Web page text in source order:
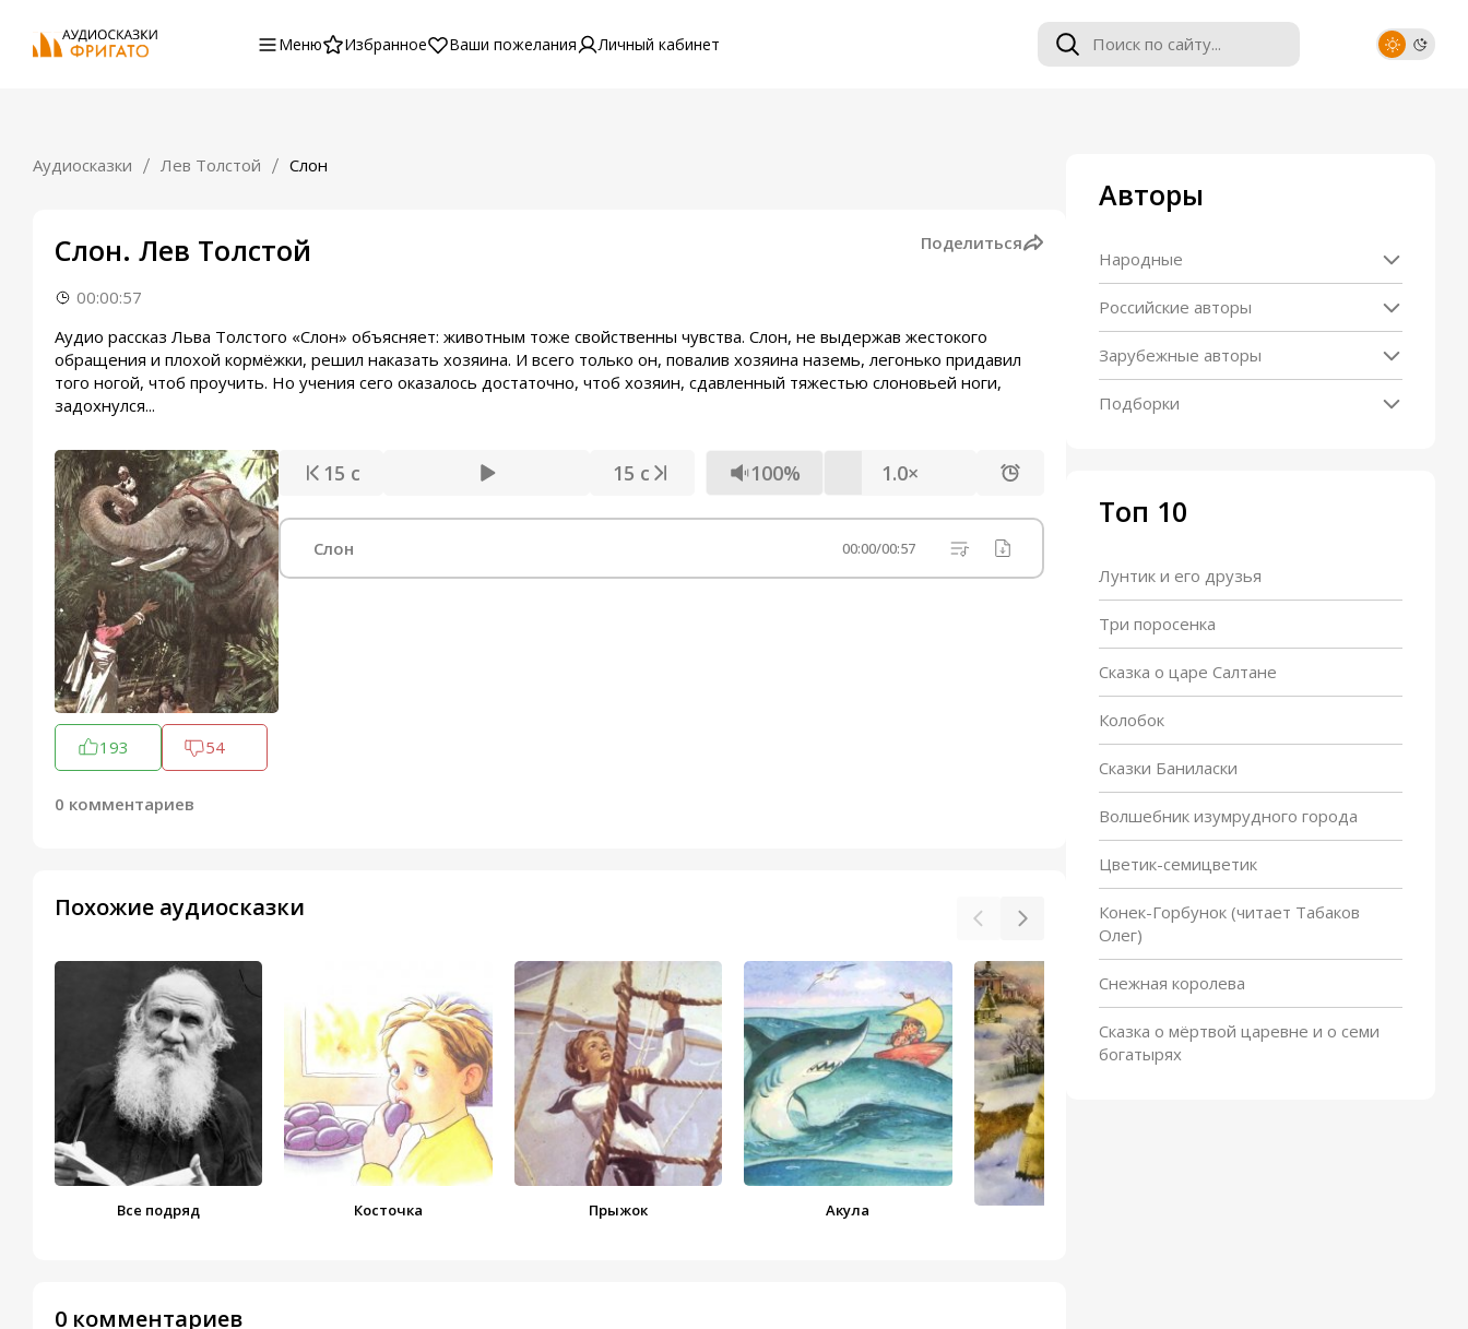
Меню Избранное Ваши пожелания Личный кабинет
Аудиосказки Лев Толстой Слон
Слон. Лев Толстой Поделиться
00:00:57
Аудио рассказ Льва Толстого «Слон» объясняет: животным тоже свойственны чувства. Слон, не выдержав жестокого
обращения и плохой кормёжки, решил наказать хозяина. И всего только он, повалив хозяина наземь, легонько придавил
того ногой, чтоб проучить. Но учения сего оказалось достаточно, чтоб хозяин, сдавленный тяжестью слоновьей ноги,
задохнулся...
193 54
0 комментариев
15 с 15 с 100% 1.0×
Слон 00:00/00:57
Похожие аудиосказки
Все подряд Косточка Прыжок
Акула
0 комментариев
Авторы
Народные
Российские авторы
Зарубежные авторы
Подборки
Топ 10
Лунтик и его друзья
Три поросенка
Сказка о царе Салтане
Колобок
Сказки Баниласки
Волшебник изумрудного города
Цветик-семицветик
Конек-Горбунок (читает Табаков
Олег)
Снежная королева
Сказка о мёртвой царевне и о семи
богатырях